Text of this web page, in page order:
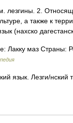
2.
а также к
(нахско
Лакку маз Страны:
язык. Лезги/